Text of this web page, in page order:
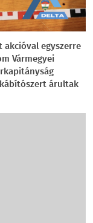
akcióval egyszerre
Vármegyei
árultak